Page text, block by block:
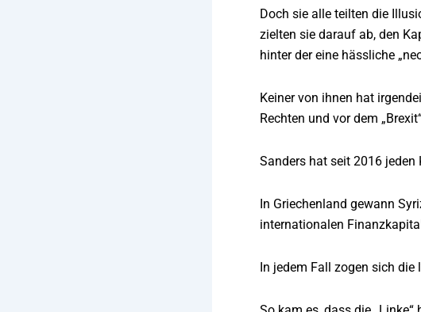
Doch sie alle teilten die
zielten sie darauf ab, den
hinter der eine hässliche
Keiner von ihnen hat
Rechten und vor dem
Sanders hat seit 2016 jeden
In Griechenland gewann
internationalen
In jedem Fall zogen sich